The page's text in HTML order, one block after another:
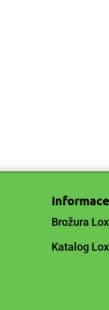
Brožura
Katalog